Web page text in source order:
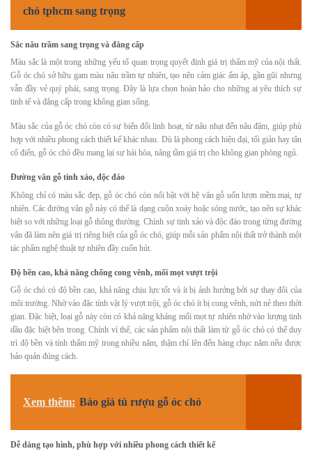
chó tphcm sang trọng
Sắc nâu trầm sang trọng và đẳng cấp
Màu sắc là một trong những yếu tố quan trọng quyết định giá trị thẩm mỹ của nội thất.
Gỗ óc chó sở hữu gam màu nâu trầm tự nhiên, tạo nên cảm giác ấm áp, gần gũi nhưng
vẫn đầy vẻ quý phái, sang trọng. Đây là lựa chọn hoàn hảo cho những ai yêu thích sự
tinh tế và đẳng cấp trong không gian sống.
Màu sắc của gỗ óc chó còn có sự biến đổi linh hoạt, từ nâu nhạt đến nâu đậm, giúp phù
hợp với nhiều phong cách thiết kế khác nhau. Dù là phong cách hiện đại, tối giản hay tân
cổ điển, gỗ óc chó đều mang lại sự hài hòa, nâng tầm giá trị cho không gian phòng ngủ.
Đường vân gỗ tinh xảo, độc đáo
Không chỉ có màu sắc đẹp, gỗ óc chó còn nổi bật với hệ vân gỗ uốn lượn mềm mại, tự
nhiên. Các đường vân gỗ này có thể là dạng cuộn xoáy hoặc sóng nước, tạo nên sự khác
biệt so với những loại gỗ thông thường. Chính sự tinh xảo và độc đáo trong từng đường
vân đã làm nên giá trị riêng biệt của gỗ óc chó, giúp mỗi sản phẩm nội thất trở thành một
tác phẩm nghệ thuật tự nhiên đầy cuốn hút.
Độ bền cao, khả năng chống cong vênh, mối mọt vượt trội
Gỗ óc chó có độ bền cao, khả năng chịu lực tốt và ít bị ảnh hưởng bởi sự thay đổi của
môi trường. Nhờ vào đặc tính vật lý vượt trội, gỗ óc chó ít bị cong vênh, nứt nẻ theo thời
gian. Đặc biệt, loại gỗ này còn có khả năng kháng mối mọt tự nhiên nhờ vào lượng tinh
dầu đặc biệt bên trong. Chính vì thế, các sản phẩm nội thất làm từ gỗ óc chó có thể duy
trì độ bền và tính thẩm mỹ trong nhiều năm, thậm chí lên đến hàng chục năm nếu được
bảo quản đúng cách.
Xem thêm: Báo giá tủ rượu gỗ óc chó
Dễ dàng tạo hình, phù hợp với nhiều phong cách thiết kế